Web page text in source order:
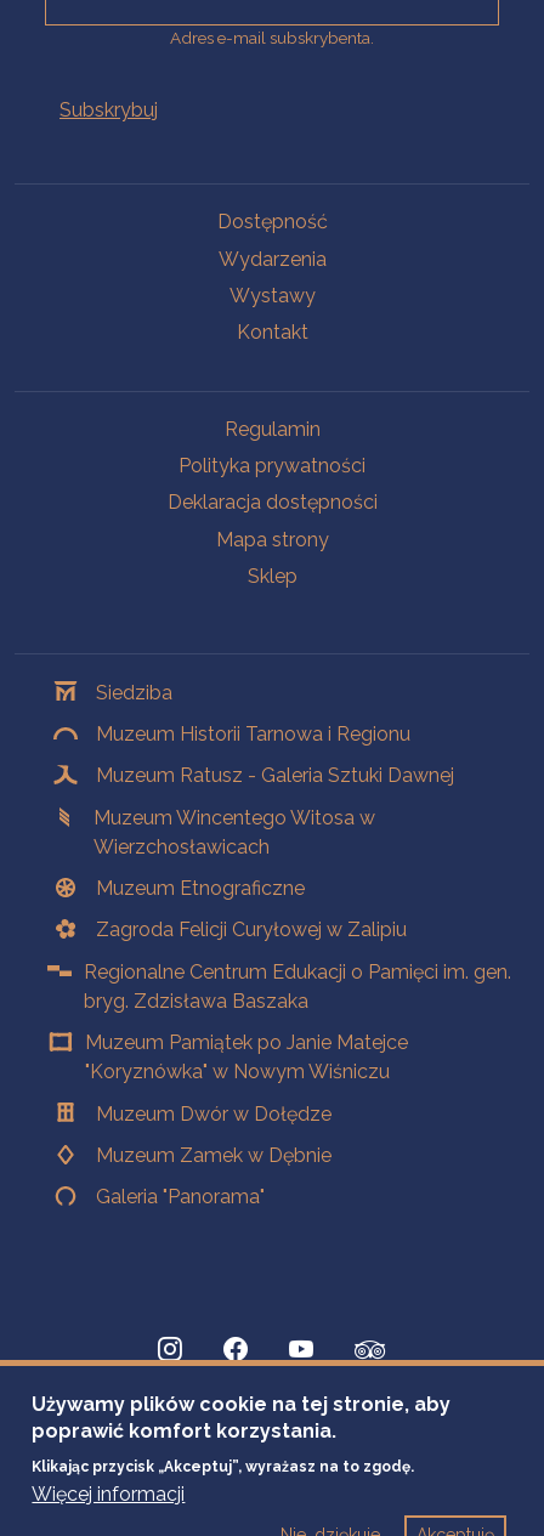
Adres e-mail subskrybenta.
Dostępność
Wydarzenia
Wystawy
Kontakt
Regulamin
Polityka prywatności
Deklaracja dostępności
Mapa strony
Sklep
Siedziba
Muzeum Historii Tarnowa i Regionu
Muzeum Ratusz - Galeria Sztuki Dawnej
Muzeum Wincentego Witosa w
Wierzchosławicach
Muzeum Etnograficzne
Zagroda Felicji Curyłowej w Zalipiu
Regionalne Centrum Edukacji o Pamięci im. gen.
bryg. Zdzisława Baszaka
Muzeum Pamiątek po Janie Matejce
"Koryznówka" w Nowym Wiśniczu
Muzeum Dwór w Dołędze
Muzeum Zamek w Dębnie
Galeria "Panorama"
Używamy plików cookie na tej stronie, aby
poprawić komfort korzystania.
Klikając przycisk „Akceptuj”, wyrażasz na to zgodę.
Więcej informacji